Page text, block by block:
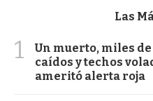
Las
1
Un muerto, miles
caídos y techos
ameritó alerta roja